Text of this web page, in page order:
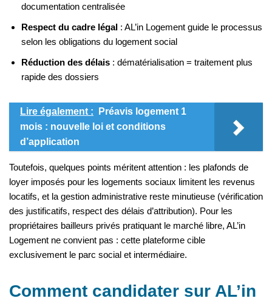
documentation centralisée
Respect du cadre légal : AL’in Logement guide le processus
selon les obligations du logement social
Réduction des délais : dématérialisation = traitement plus
rapide des dossiers
Lire également :
Préavis logement 1
mois : nouvelle loi et conditions
d’application
Toutefois, quelques points méritent attention : les plafonds de
loyer imposés pour les logements sociaux limitent les revenus
locatifs, et la gestion administrative reste minutieuse (vérification
des justificatifs, respect des délais d’attribution). Pour les
propriétaires bailleurs privés pratiquant le marché libre, AL’in
Logement ne convient pas : cette plateforme cible
exclusivement le parc social et intermédiaire.
Comment candidater sur AL’in